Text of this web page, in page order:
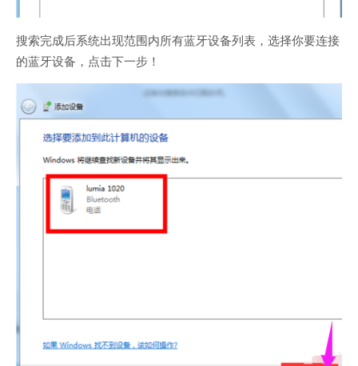
搜索完成后系统出现范围内所有蓝牙设备列表，选择你要连接
的蓝牙设备，点击下一步！